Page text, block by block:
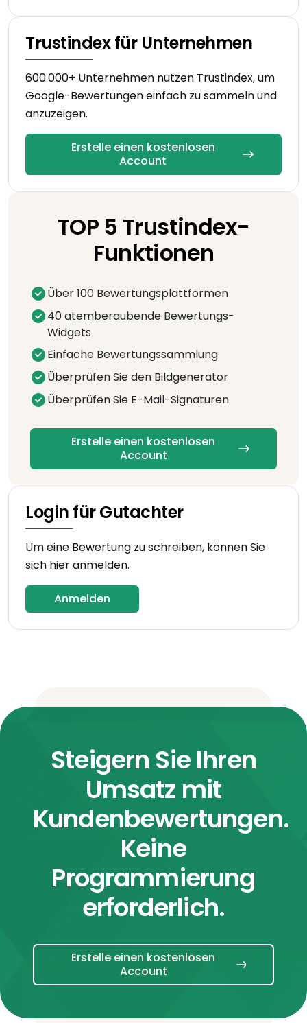
Trustindex für Unternehmen
600.000+ Unternehmen nutzen Trustindex, um
Google-Bewertungen einfach zu sammeln und
anzuzeigen.
Erstelle einen kostenlosen
Account
TOP 5 Trustindex-
Funktionen
Über 100 Bewertungsplattformen
40 atemberaubende Bewertungs-
Widgets
Einfache Bewertungssammlung
Überprüfen Sie den Bildgenerator
Überprüfen Sie E-Mail-Signaturen
Erstelle einen kostenlosen
Account
Login für Gutachter
Um eine Bewertung zu schreiben, können Sie
sich hier anmelden.
Anmelden
Steigern Sie Ihren
Umsatz mit
Kundenbewertungen.
Keine
Programmierung
erforderlich.
Erstelle einen kostenlosen
Account